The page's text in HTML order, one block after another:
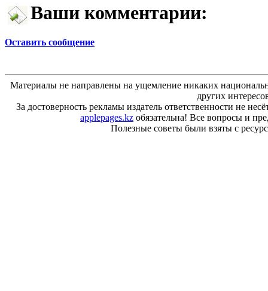
Ваши комментарии:
Оставить сообщение
Материалы не направлены на ущемление никаких
других
За достоверность рекламы издатель ответственности не
applepages.kz обязательна! Все вопросы и
Полезные советы были взяты с